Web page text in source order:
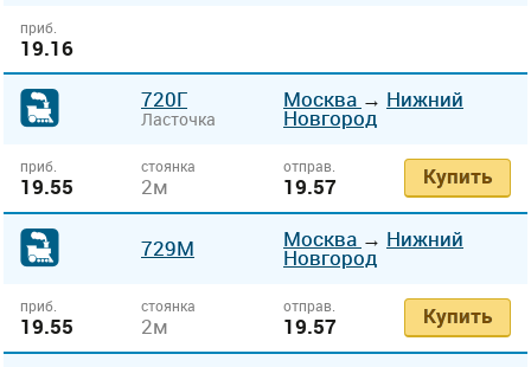
приб.
19.16
720Г
Ласточка
Москва → Нижний
Новгород
приб.
19.55
стоянка
2м
отправ.
19.57 Купить
729М Москва → Нижний
Новгород
приб.
19.55
стоянка
2м
отправ.
19.57 Купить